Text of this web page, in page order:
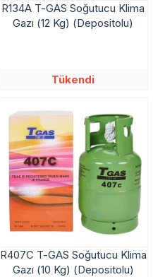
R134A T-GAS Soğutucu Klima
Gazı (12 Kg) (Depositolu)
Tükendi
R407C T-GAS Soğutucu Klima
Gazı (10 Kg) (Depositolu)